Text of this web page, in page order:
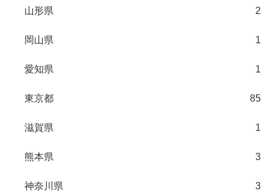
山形県 2
岡山県 1
愛知県 1
東京都 85
滋賀県 1
熊本県 3
神奈川県 3